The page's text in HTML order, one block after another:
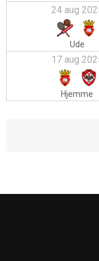
24 aug
Ude
17 aug
Hjemme